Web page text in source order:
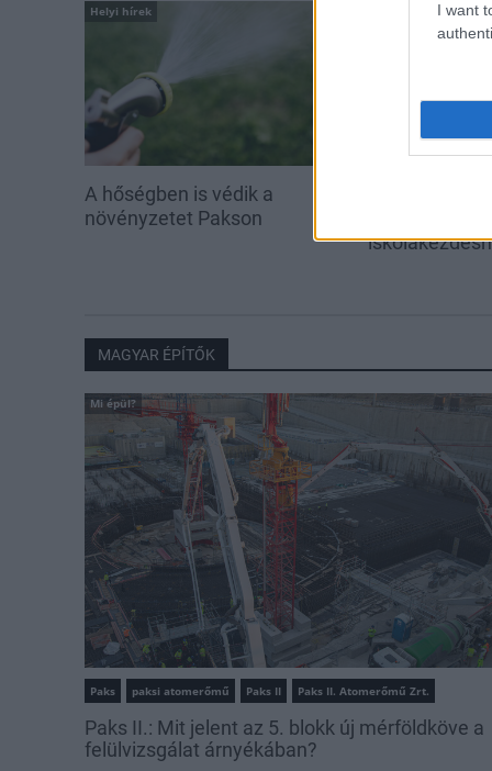
I want
Helyi hírek
A hőségben is védik a
növényzetet Pakson
Idén is
MAGYAR ÉPÍTŐK
Mi épül?
Paks paksi atomerőmű Paks II Paks II. Atomerőmű Zrt.
Paks II.: Mit jelent az 5. blokk új mérföldköve a
felülvizsgálat árnyékában?